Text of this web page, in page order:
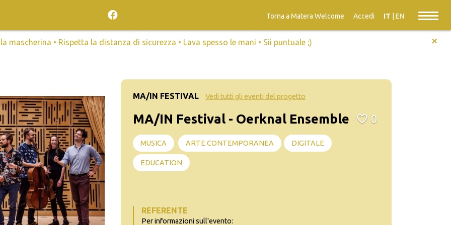
Torna a Matera Welcome Accedi IT EN
la mascherina • Rispetta la distanza di sicurezza • Lava spesso le mani • Sii puntuale ;) +
MA/IN FESTIVAL Vedi tutti gli eventi del progetto
MA/IN Festival - Oerknal Ensemble 0
MUSICA ARTE CONTEMPORANEA DIGITALE
EDUCATION
REFERENTE
Per informazioni sull'evento: